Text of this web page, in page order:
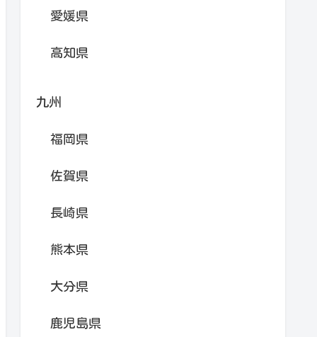
愛媛県
高知県
九州
福岡県
佐賀県
長崎県
熊本県
大分県
鹿児島県